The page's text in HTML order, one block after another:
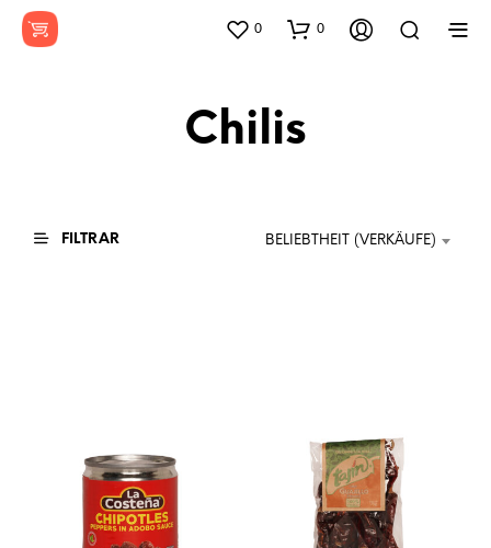
0 0
Chilis
FILTRAR BELIEBTHEIT (VERKÄUFE)